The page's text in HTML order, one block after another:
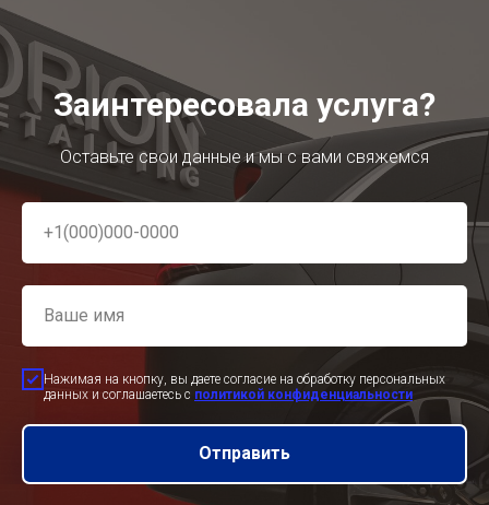
Заинтересовала услуга?
Оставьте свои данные и мы с вами свяжемся
Нажимая на кнопку, вы даете согласие на обработку персональных
данных и соглашаетесь c политикой конфиденциальности
Отправить